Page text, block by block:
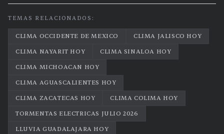
TEMAS RELACIONADOS:
CLIMA OCCIDENTE DE MEXICO
CLIMA JALISCO HOY
CLIMA NAYARIT HOY
CLIMA SINALOA HOY
CLIMA MICHOACAN HOY
CLIMA AGUASCALIENTES HOY
CLIMA ZACATECAS HOY
CLIMA COLIMA HOY
TORMENTAS ELECTRICAS JULIO 2026
LLUVIA GUADALAJARA HOY